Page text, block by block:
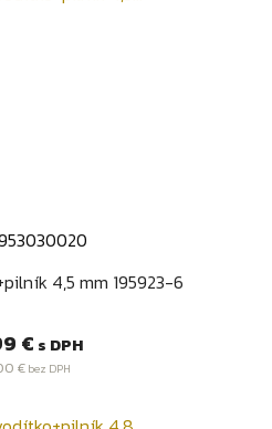
4,5 mm 195923-6
€ s DPH
€bez DPH